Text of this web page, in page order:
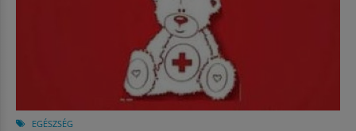
EGÉSZSÉG